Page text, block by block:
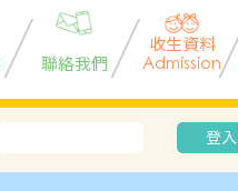
聯絡我們
收生資料
Admission
登入